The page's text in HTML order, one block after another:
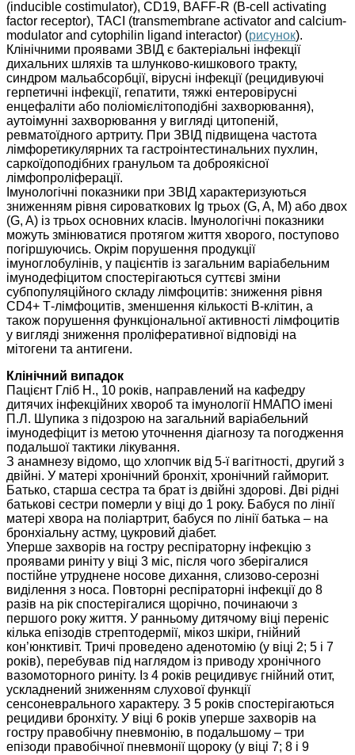
(inducible costimulator), СD19, ВAFF-R (B-cell activating
factor receptor), ТАСІ (transmembrane activator and calcium-
modulator and cytophilin ligand interactor) (рисунок).
Клінічними проявами ЗВІД є бактеріальні інфекції
дихальних шляхів та шлунково-кишкового тракту,
синдром мальабсорбції, вірусні інфекції (рецидивуючі
герпетичні інфекції, гепатити, тяжкі ентеровірусні
енцефаліти або поліомієлітоподібні захворювання),
аутоімунні захворювання у вигляді цитопеній,
ревматоїдного артриту. При ЗВІД підвищена частота
лімфоретикулярних та гастроінтестинальних пухлин,
саркоїдоподібних гранульом та доброякісної
лімфопроліферації.
Імунологічні показники при ЗВІД характеризуються
зниженням рівня сироваткових Ig трьох (G, A, M) або двох
(G, A) із трьох основних класів. Імунологічні показники
можуть змінюватися протягом життя хворого, поступово
погіршуючись. Окрім порушення продукції
імуноглобулінів, у пацієнтів із загальним варіабельним
імунодефіцитом спостерігаються суттєві зміни
субпопуляційного складу лімфоцитів: зниження рівня
СD4+ Т-лімфоцитів, зменшення кількості В-клітин, а
також порушення функціональної активності лімфоцитів
у вигляді зниження проліферативної відповіді на
мітогени та антигени.
Клінічний випадок
Пацієнт Гліб Н., 10 років, направлений на кафедру
дитячих інфекційних хвороб та імунології НМАПО імені
П.Л. Шупика з підозрою на загальний варіабельний
імунодефіцит із метою уточнення діагнозу та погодження
подальшої тактики лікування.
З анамнезу відомо, що хлопчик від 5-ї вагітності, другий з
двійні. У матері хронічний бронхіт, хронічний гайморит.
Батько, старша сестра та брат із двійні здорові. Дві рідні
батькові сестри померли у віці до 1 року. Бабуся по лінії
матері хвора на поліартрит, бабуся по лінії батька – на
бронхіальну астму, цукровий діабет.
Уперше захворів на гостру респіраторну інфекцію з
проявами риніту у віці 3 міс, після чого зберігалися
постійне утруднене носове дихання, слизово-серозні
виділення з носа. Повторні респіраторні інфекції до 8
разів на рік спостерігалися щорічно, починаючи з
першого року життя. У ранньому дитячому віці переніс
кілька епізодів стрептодермії, мікоз шкіри, гнійний
кон’юнктивіт. Тричі проведено аденотомію (у віці 2; 5 і 7
років), перебував під наглядом із приводу хронічного
вазомоторного риніту. Із 4 років рецидивує гнійний отит,
ускладнений зниженням слухової функції
сенсоневрального характеру. З 5 років спостерігаються
рецидиви бронхіту. У віці 6 років уперше захворів на
гостру правобічну пневмонію, в подальшому – три
епізоди правобічної пневмонії щороку (у віці 7; 8 і 9